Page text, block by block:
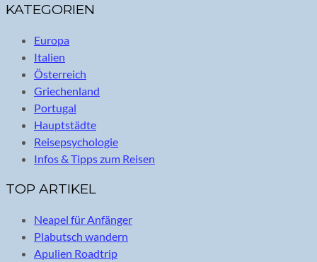
KATEGORIEN
Europa
Italien
Österreich
Griechenland
Portugal
Hauptstädte
Reisepsychologie
Infos & Tipps zum Reisen
TOP ARTIKEL
Neapel für Anfänger
Plabutsch wandern
Apulien Roadtrip